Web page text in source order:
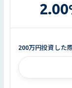
2.00
200万円投資した